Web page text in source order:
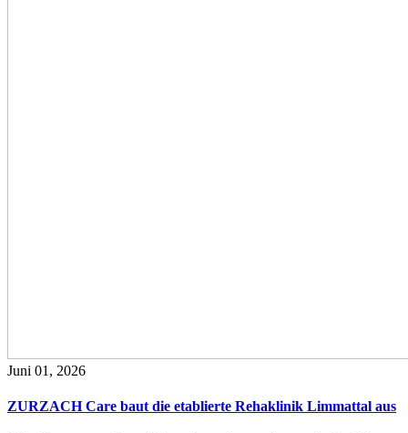
Juni 01, 2026
ZURZACH Care baut die etablierte Rehaklinik Limmattal aus